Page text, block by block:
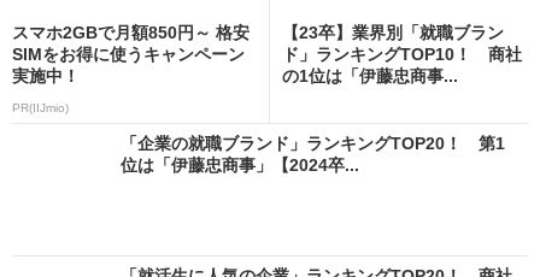
スマホ2GBで月額850円～ 格安
SIMをお得に使うキャンペーン
実施中！
PR(IIJmio)
【23卒】業界別「就職ブラン
ド」ランキングTOP10！ 商社
の1位は「伊藤忠商事...
「企業の就職ブランド」ランキングTOP20！ 第1
位は「伊藤忠商事」【2024卒...